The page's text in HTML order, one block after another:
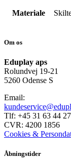
Materiale
Om os
Eduplay aps
Rolundvej 19-21
5260 Odense S
Email:
Tlf: +45 31 63 44 27
CVR: 4200 1856
Cookies &
Åbningstider